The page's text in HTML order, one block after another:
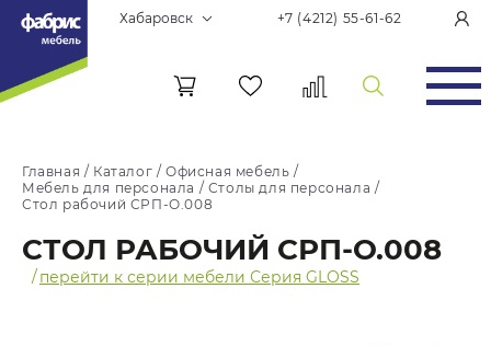
Хабаровск +7 (4212) 55-61-62
Главная / Каталог /Офисная мебель /
Мебель для персонала / Столы для персонала /
Стол рабочий СРП-О.008
СТОЛ РАБОЧИЙ СРП-О.008
/перейти к серии мебели Серия GLOSS